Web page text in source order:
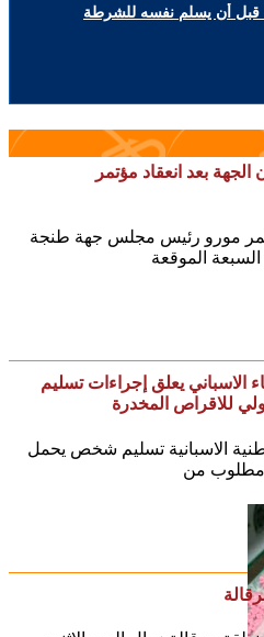
قبل أن يسلم نفسه للشرطة
بعد انعقاد مؤتمر
مورو رئيس مجلس جهة طنجة
الموقعة
الاسباني يعلق إجراءات تسليم
للاقراص المخدرة
الاسبانية تسليم شخص يحمل
مطلوب من